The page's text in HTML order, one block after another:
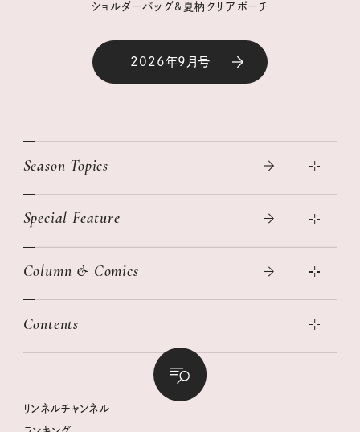
ショルダーバッグ&夏柄クリアポーチ
2026年9月号
Season Topics
真夏のひんやりグッズ 2026
ニトリ・イケア・無印良品で賢くおしゃれなインテリア
絶品、お餅レシピ大集合！
世界のサンタさんに会って来た！
クラフトビール案内
Special Feature
2026年春夏 トレンドファッションニュース
女子旅おすすめスポット 暮らすように心地いいリンネル旅ガイ
幸せな老後のための リンネルマネー講座
私の住むまち、好きな場所。LOCAL LIFE REPORT
リンネル 暮らしの道具大賞
Column & Comics
ぐれいさん
清水みさとの食いしんぼう寄り道サウナ
Contents
リンネルおしゃれファッションスナップ
リンネル暮らし部
リンネルチャンネル
リンネルチャンネル